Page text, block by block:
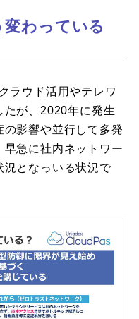
わっている
ラウド活用やテレワ
たが、2020年に発生
の影響や並行して多発
早急に社内ネットワー
況となっいる状況で